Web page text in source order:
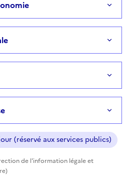
(réservé aux services publics)
de l'information légale et